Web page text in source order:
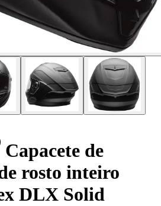
Capacete de
rosto inteiro
DLX Solid